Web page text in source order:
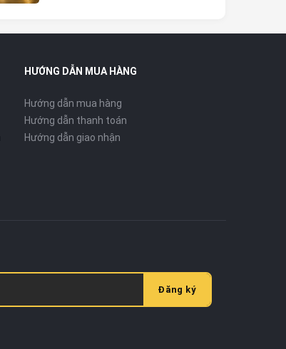
HƯỚNG DẪN MUA HÀNG
Hướng dẫn mua hàng
Hướng dẫn thanh toán
Hướng dẫn giao nhận
Đăng ký